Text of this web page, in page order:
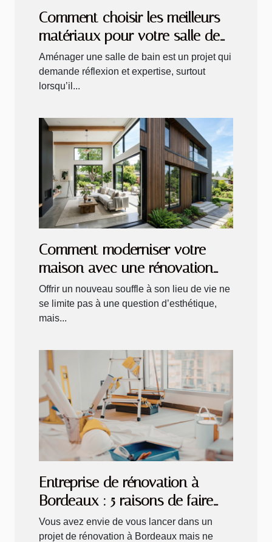
Comment choisir les meilleurs
matériaux pour votre salle de
bain ?
Aménager une salle de bain est un projet qui
demande réflexion et expertise, surtout
lorsqu’il...
Comment moderniser votre
maison avec une rénovation
intérieure et extérieure ?
Offrir un nouveau souffle à son lieu de vie ne
se limite pas à une question d’esthétique,
mais...
Entreprise de rénovation à
Bordeaux : 5 raisons de faire
appel à Micazza en 2026
Vous avez envie de vous lancer dans un
projet de rénovation à Bordeaux mais ne